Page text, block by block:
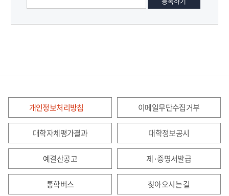
개인정보처리방침 이메일무단수집거부
대학자체평가결과 대학정보공시
예결산공고 제·증명서발급
통학버스 찾아오시는 길